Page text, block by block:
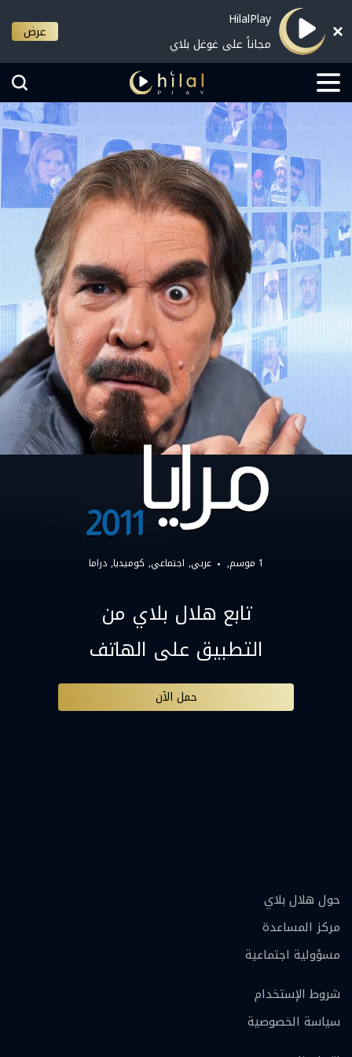
HilalPlay
مجاناً على غوغل بلاي
عرض
1 موسم, عربي اجتماعي كوميديا دراما
تابع هلال بلاي من
التطبيق على الهاتف
حمل الآن
حول هلال بلاي
مركز المساعدة
مسؤولية اجتماعية
شروط الإستخدام
سياسة الخصوصية